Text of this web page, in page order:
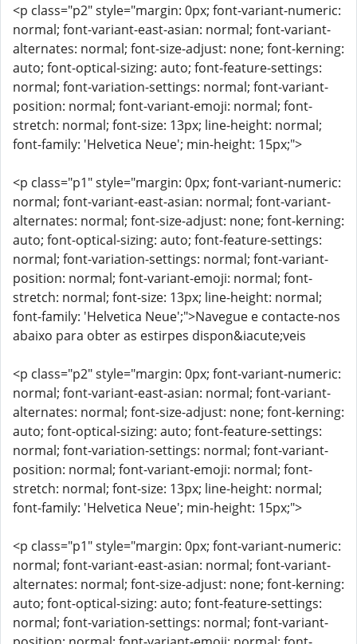
<p class="p2" style="margin: 0px; font-variant-numeric:
normal; font-variant-east-asian: normal; font-variant-
alternates: normal; font-size-adjust: none; font-kerning:
auto; font-optical-sizing: auto; font-feature-settings:
normal; font-variation-settings: normal; font-variant-
position: normal; font-variant-emoji: normal; font-
stretch: normal; font-size: 13px; line-height: normal;
font-family: 'Helvetica Neue'; min-height: 15px;">
<p class="p1" style="margin: 0px; font-variant-numeric:
normal; font-variant-east-asian: normal; font-variant-
alternates: normal; font-size-adjust: none; font-kerning:
auto; font-optical-sizing: auto; font-feature-settings:
normal; font-variation-settings: normal; font-variant-
position: normal; font-variant-emoji: normal; font-
stretch: normal; font-size: 13px; line-height: normal;
font-family: 'Helvetica Neue';">Navegue e contacte-nos
abaixo para obter as estirpes dispon&iacute;veis
<p class="p2" style="margin: 0px; font-variant-numeric:
normal; font-variant-east-asian: normal; font-variant-
alternates: normal; font-size-adjust: none; font-kerning:
auto; font-optical-sizing: auto; font-feature-settings:
normal; font-variation-settings: normal; font-variant-
position: normal; font-variant-emoji: normal; font-
stretch: normal; font-size: 13px; line-height: normal;
font-family: 'Helvetica Neue'; min-height: 15px;">
<p class="p1" style="margin: 0px; font-variant-numeric:
normal; font-variant-east-asian: normal; font-variant-
alternates: normal; font-size-adjust: none; font-kerning:
auto; font-optical-sizing: auto; font-feature-settings:
normal; font-variation-settings: normal; font-variant-